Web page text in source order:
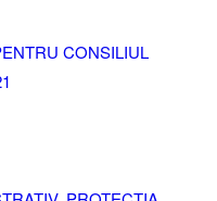
CONSILIUL